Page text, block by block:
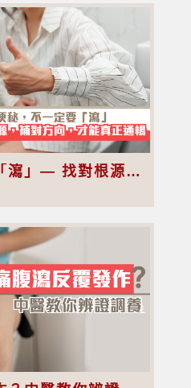
便秘，不一定要「瀉」— 找對根源，補對方向，才能真正通暢